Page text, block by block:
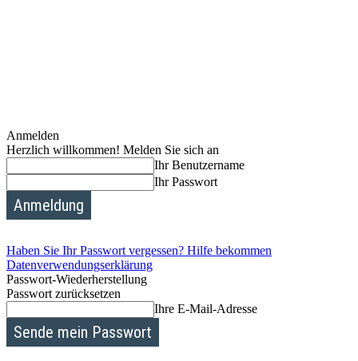
Anmelden
Herzlich willkommen! Melden Sie sich an
Ihr Benutzername
Ihr Passwort
Haben Sie Ihr Passwort vergessen? Hilfe bekommen
Datenverwendungserklärung
Passwort-Wiederherstellung
Passwort zurücksetzen
Ihre E-Mail-Adresse